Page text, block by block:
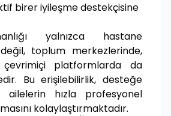
birer iyileşme destekçisine
yalnızca hastane
toplum merkezlerinde,
platformlarda da
Bu erişilebilirlik, desteğe
ailelerin hızla profesyonel
kolaylaştırmaktadır.